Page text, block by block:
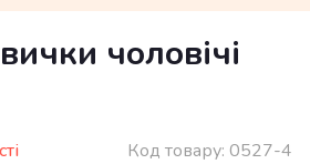
чоловічі
Код товару: 0527-4